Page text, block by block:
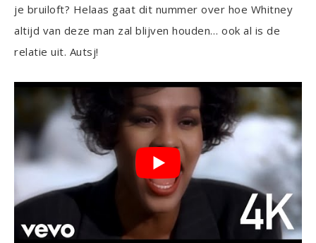
je bruiloft? Helaas gaat dit nummer over hoe Whitney
altijd van deze man zal blijven houden… ook al is de
relatie uit. Autsj!